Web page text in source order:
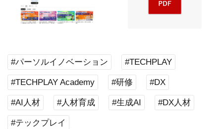
#パーソルイノベーション #TECHPLAY
#TECHPLAY Academy #研修 #DX
#AI人材 #人材育成 #生成AI #DX人材
#テックプレイ